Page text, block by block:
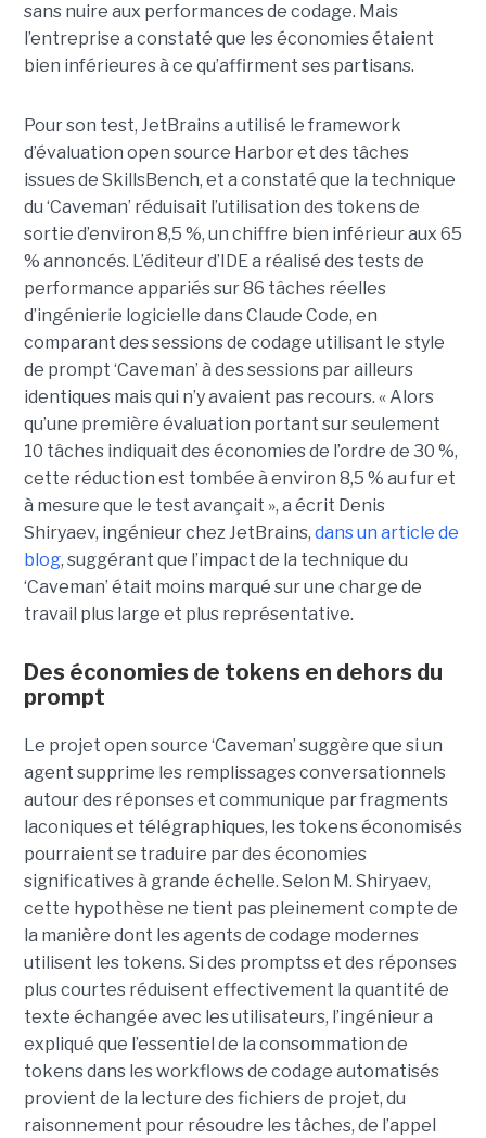
sans nuire aux performances de codage. Mais
l’entreprise a constaté que les économies étaient
bien inférieures à ce qu’affirment ses partisans.
Pour son test, JetBrains a utilisé le framework
d’évaluation open source Harbor et des tâches
issues de SkillsBench, et a constaté que la technique
du ‘Caveman’ réduisait l’utilisation des tokens de
sortie d’environ 8,5 %, un chiffre bien inférieur aux 65
% annoncés. L’éditeur d’IDE a réalisé des tests de
performance appariés sur 86 tâches réelles
d’ingénierie logicielle dans Claude Code, en
comparant des sessions de codage utilisant le style
de prompt ‘Caveman’ à des sessions par ailleurs
identiques mais qui n’y avaient pas recours. « Alors
qu’une première évaluation portant sur seulement
10 tâches indiquait des économies de l’ordre de 30 %,
cette réduction est tombée à environ 8,5 % au fur et
à mesure que le test avançait », a écrit Denis
Shiryaev, ingénieur chez JetBrains, dans un article de
blog, suggérant que l’impact de la technique du
‘Caveman’ était moins marqué sur une charge de
travail plus large et plus représentative.
Des économies de tokens en dehors du
prompt
Le projet open source ‘Caveman’ suggère que si un
agent supprime les remplissages conversationnels
autour des réponses et communique par fragments
laconiques et télégraphiques, les tokens économisés
pourraient se traduire par des économies
significatives à grande échelle. Selon M. Shiryaev,
cette hypothèse ne tient pas pleinement compte de
la manière dont les agents de codage modernes
utilisent les tokens. Si des promptss et des réponses
plus courtes réduisent effectivement la quantité de
texte échangée avec les utilisateurs, l’ingénieur a
expliqué que l’essentiel de la consommation de
tokens dans les workflows de codage automatisés
provient de la lecture des fichiers de projet, du
raisonnement pour résoudre les tâches, de l’appel